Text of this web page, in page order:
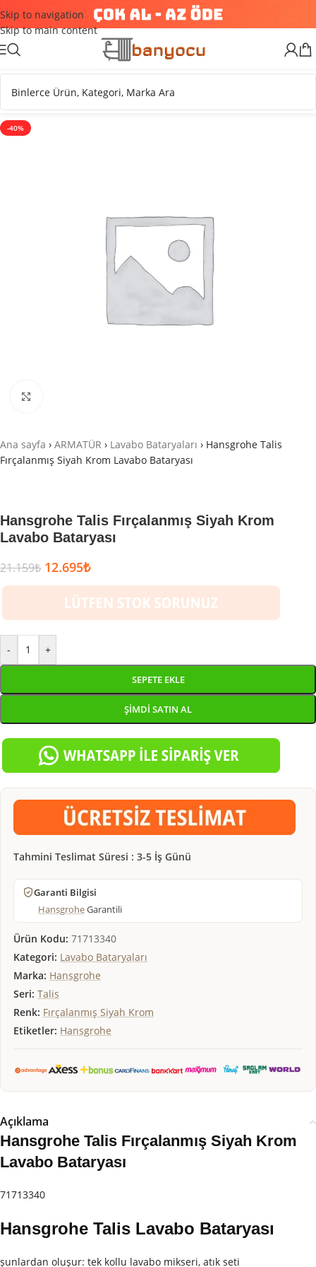
Skip to navigation
Skip to main content
-40%
Ana sayfa › ARMATÜR › Lavabo Bataryaları › Hansgrohe Talis
Fırçalanmış Siyah Krom Lavabo Bataryası
Hansgrohe Talis Fırçalanmış Siyah Krom
Lavabo Bataryası
21.159₺ 12.695₺
- +
SEPETE EKLE
ŞIMDI SATIN AL
Tahmini Teslimat Süresi : 3-5 İş Günü
Garanti Bilgisi
HansgroheGarantili
Ürün Kodu: 71713340
Kategori: Lavabo Bataryaları
Marka: Hansgrohe
Seri: Talis
Renk: Fırçalanmış Siyah Krom
Etiketler: Hansgrohe
Açıklama
Hansgrohe Talis Fırçalanmış Siyah Krom
Lavabo Bataryası
71713340
Hansgrohe Talis Lavabo Bataryası
şunlardan oluşur: tek kollu lavabo mikseri, atık seti